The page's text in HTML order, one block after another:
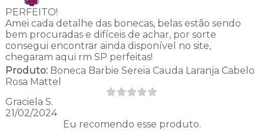
PERFEITO!
Amei cada detalhe das bonecas, belas estão sendo
bem procuradas e difíceis de achar, por sorte
consegui encontrar ainda disponível no site,
chegaram aqui rm SP perfeitas!
Produto:Boneca Barbie Sereia Cauda Laranja Cabelo
Rosa Mattel
Graciela S.
21/02/2024
Eu recomendo esse produto.